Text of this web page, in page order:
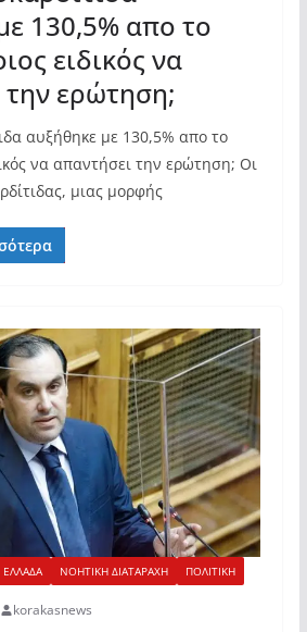
130,5% απο το
ειδικός να
την ερώτηση;
αυξήθηκε με 130,5% απο το
να απαντήσει την ερώτηση; Οι
μιας μορφής
ΕΛΛΑΔΑ ΝΟΗΤΙΚΗ ΔΙΑΤΑΡΑΧΗ ΠΟΛΙΤΙΚΗ
korakasnews